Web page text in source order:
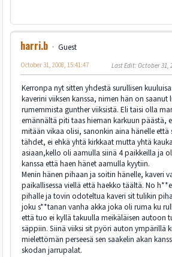
harri.b
Guest
October 31, 2008, 15:41:47 Last Edit: October 31,
Kerronpa nyt sitten yhdestä surullisen
kaverini viiksen kanssa, nimen hän on
rumemmista gunther viiksistä. Eli taisi olla
emännältä piti taas hieman karkuun päästä,
mitään vikaa olisi, sanonkin aina hänelle että
tähdet, ei ehkä yhtä kirkkaat mutta yhtä
asiaan,kello oli aamulla siinä 4 paikkeilla ja
kanssa että haen hänet aamulla kyytiin.
Menin hänen pihaan ja soitin hänelle, kaveri
paikallisessa viellä että haekko täältä. No
pihalle ja tovin odoteltua kaveri sit tulikin
joku s**tanan vanha akka joka oli ruma ku
että tuo ei kyllä takuulla meikäläisen autoon
säppiin. Siinä viiksi sit pyöri auton ympärillä
mielettömän perseesä sen saakelin akan
skodan jarrupalat.